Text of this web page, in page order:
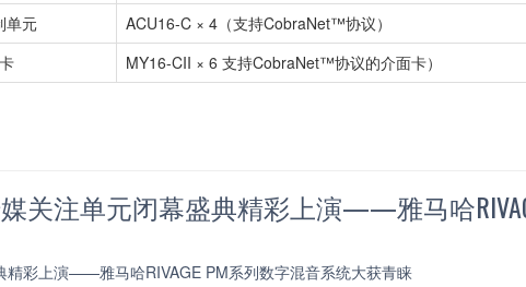
单元
ACU16-C × 4（支持CobraNet™协议）
MY16-CII × 6 支持CobraNet™协议的介面卡）
媒关注单元闭幕盛典精彩上演——雅马哈
精彩上演——雅马哈RIVAGE PM系列数字混音系统大获青睐